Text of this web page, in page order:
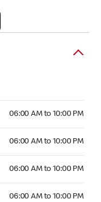
06:00 AM to 10:00 PM
06:00 AM to 10:00 PM
06:00 AM to 10:00 PM
06:00 AM to 10:00 PM